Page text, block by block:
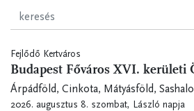
Fejlődő Kertváros
Budapest Főváros XVI. kerületi
Árpádföld, Cinkota, Mátyásföld,
2026. augusztus 8. szombat, László napja